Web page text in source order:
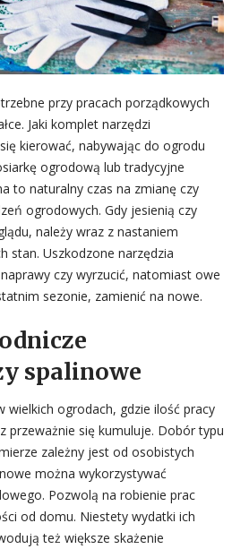
przy pracach porządkowych
Jaki komplet narzędzi
kierować, nabywając do ogrodu
ogrodową lub tradycyjne
to naturalny czas na zmianę czy
ogrodowych. Gdy jesienią czy
należy wraz z nastaniem
stan. Uszkodzone narzędzia
czy wyrzucić, natomiast owe
sezonie, zamienić na nowe.
spalinowe
wielkich ogrodach, gdzie ilość pracy
przeważnie się kumuluje. Dobór typu
zależny jest od osobistych
można wykorzystywać
Pozwolą na robienie prac
od domu. Niestety wydatki ich
też większe skażenie